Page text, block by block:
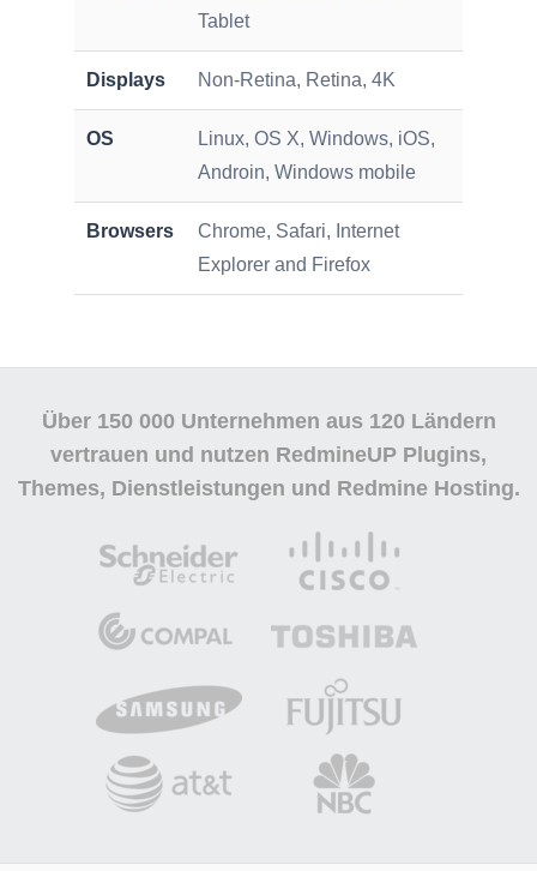
Tablet
Displays Non-Retina, Retina, 4K
OS
Linux, OS X, Windows, iOS,
Androin, Windows mobile
Browsers
Chrome, Safari, Internet
Explorer and Firefox
Über 150 000 Unternehmen aus 120 Ländern
vertrauen und nutzen RedmineUP Plugins,
Themes, Dienstleistungen und Redmine Hosting.